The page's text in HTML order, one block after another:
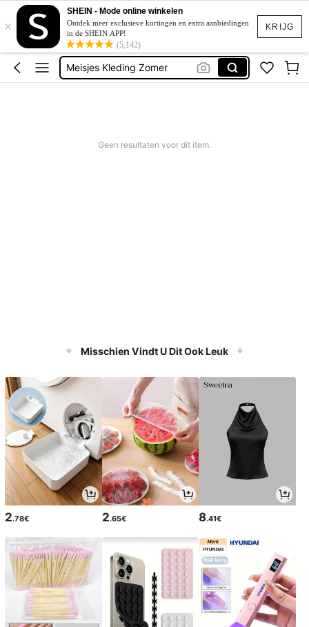
KRIJG
×
SHEIN - Mode online winkelen
Ontdek meer exclusieve kortingen en extra aanbiedingen
in de SHEIN APP!
(5,142)
Kinderen Meisje
Bikini Tieners
Bikini Meisjes
Meisjes Kleding Zomer
Geen resultaten voor dit item.
Misschien Vindt U Dit Ook Leuk
2.78€ 2.65€ 8.41€